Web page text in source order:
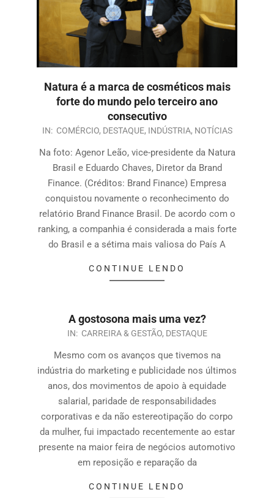
Natura é a marca de cosméticos mais
forte do mundo pelo terceiro ano
consecutivo
IN: COMÉRCIO, DESTAQUE, INDÚSTRIA, NOTÍCIAS
Na foto: Agenor Leão, vice-presidente da Natura
Brasil e Eduardo Chaves, Diretor da Brand
Finance. (Créditos: Brand Finance) Empresa
conquistou novamente o reconhecimento do
relatório Brand Finance Brasil. De acordo com o
ranking, a companhia é considerada a mais forte
do Brasil e a sétima mais valiosa do País A
CONTINUE LENDO
A gostosona mais uma vez?
IN: CARREIRA & GESTÃO, DESTAQUE
Mesmo com os avanços que tivemos na
indústria do marketing e publicidade nos últimos
anos, dos movimentos de apoio à equidade
salarial, paridade de responsabilidades
corporativas e da não estereotipação do corpo
da mulher, fui impactado recentemente ao estar
presente na maior feira de negócios automotivo
em reposição e reparação da
CONTINUE LENDO